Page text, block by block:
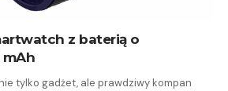
z baterią o
tylko gadżet, ale prawdziwy kompan